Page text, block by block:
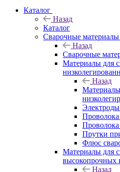
Каталог
Назад
Каталог
Сварочные материалы
Назад
Сварочные
Материалы для
Назад
Прутки
Флюс
Материалы для
высокопрочных
Назад